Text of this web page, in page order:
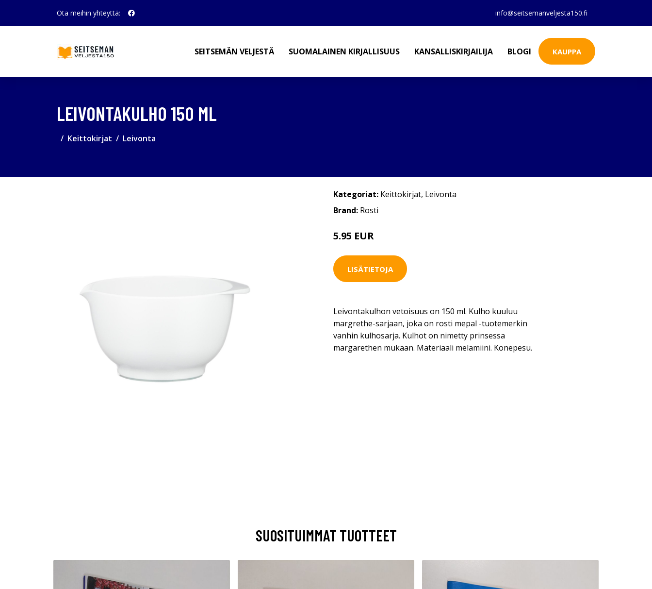
Ota meihin yhteyttä: info@seitsemanveljesta150.fi
SEITSEMÄN VELJESTÄ SUOMALAINEN KIRJALLISUUS KANSALLISKIRJAILIJA BLOGI KAUPPA
LEIVONTAKULHO 150 ML
Keittokirjat Leivonta
Kategoriat: Keittokirjat, Leivonta
Brand: Rosti
5.95 EUR
LISÄTIETOJA
Leivontakulhon vetoisuus on 150 ml. Kulho kuuluu
margrethe-sarjaan, joka on rosti mepal -tuotemerkin
vanhin kulhosarja. Kulhot on nimetty prinsessa
margarethen mukaan. Materiaali melamiini. Konepesu.
SUOSITUIMMAT TUOTTEET